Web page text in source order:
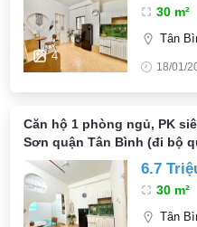
4
30 m²
Tân
18/01/
Căn hộ 1 phòng ngủ, PK
Sơn quận Tân Bình (đi bộ
6.7
30 m²
Tân